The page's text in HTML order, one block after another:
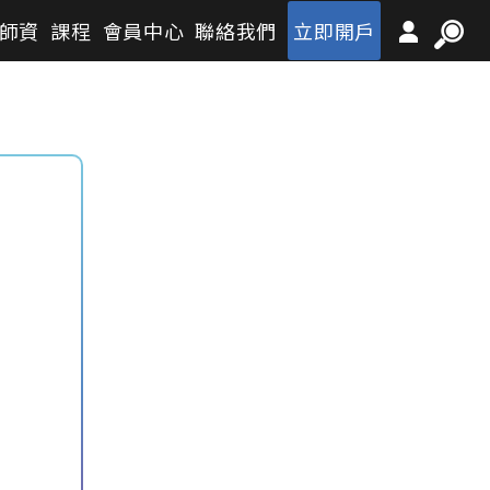
資 課程 會員中心 聯絡我們 立即開戶